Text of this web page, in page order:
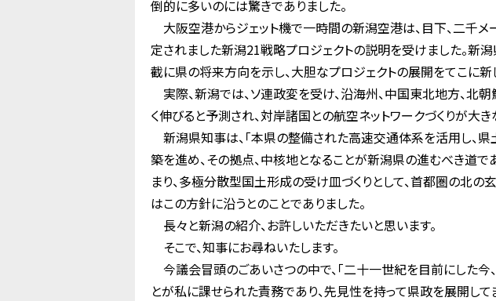
倒的に多いのには驚きでありました。
大阪空港からジェット機で一時間の新潟空港は、目下、二千
定されました新潟21戦略プロジェクトの説明を受けました。新
截に県の将来方向を示し、大胆なプロジェクトの展開をてこに
実際、新潟では、ソ連政変を受け、沿海州、中国東北地方、
く伸びると予測され、対岸諸国との航空ネットワークづくりが大き
新潟県知事は、「本県の整備された高速交通体系を活用し、
築を進め、その拠点、中核地となることが新潟県の進むべき道で
まり、多極分散型国土形成の受け皿づくりとして、首都圏の北
はこの方針に沿うとのことでありました。
長々と新潟の紹介、お許しいただきたいと思います。
そこで、知事にお尋ねいたします。
今議会冒頭のごあいさつの中で、「二十一世紀を目前にした今
とが私に課せられた責務であり、先見性を持って県政を展開し